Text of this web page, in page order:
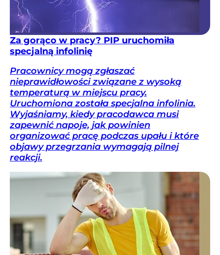
Za gorąco w pracy? PIP uruchomiła
specjalną infolinię
Pracownicy mogą zgłaszać
nieprawidłowości związane z wysoką
temperaturą w miejscu pracy.
Uruchomiona została specjalna infolinia.
Wyjaśniamy, kiedy pracodawca musi
zapewnić napoje, jak powinien
organizować pracę podczas upału i które
objawy przegrzania wymagają pilnej
reakcji.